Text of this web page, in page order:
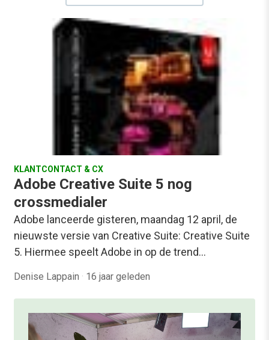
KLANTCONTACT & CX
Adobe Creative Suite 5 nog
crossmedialer
Adobe lanceerde gisteren, maandag 12 april, de
nieuwste versie van Creative Suite: Creative Suite
5. Hiermee speelt Adobe in op de trend…
Denise Lappain · 16 jaar geleden